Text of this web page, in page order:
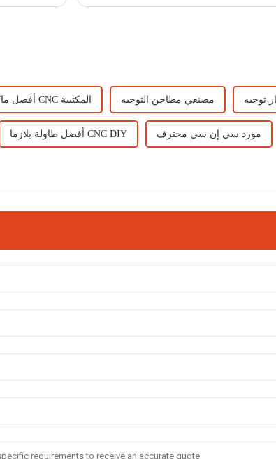
أفضل ماكينات CNC المكتبية مصنعي مطاحن التوجيه
أفضل طاولة بلازما CNC DIY مورد سي إن سي محترف